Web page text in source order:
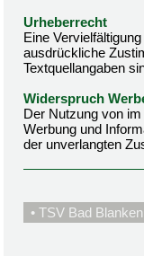
Urheberrecht
Eine
ausdrückliche
Textquellangaben
Widerspruch
Der Nutzung von
Werbung und
der unverlangten
• TSV Bad